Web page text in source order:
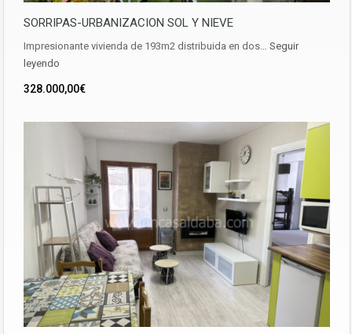
SORRIPAS-URBANIZACION SOL Y NIEVE
Impresionante vivienda de 193m2 distribuida en dos… Seguir
leyendo
328.000,00€